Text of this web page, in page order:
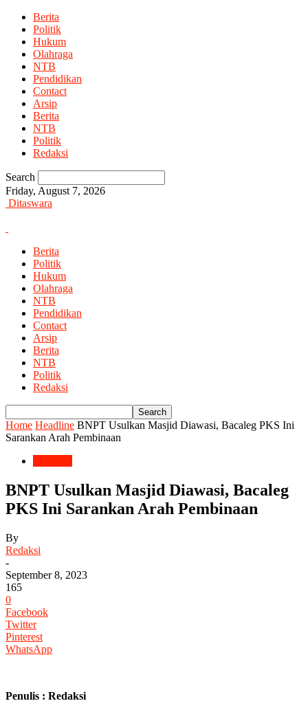
Berita
Politik
Hukum
Olahraga
NTB
Pendidikan
Contact
Arsip
Berita
NTB
Politik
Redaksi
Search
Friday, August 7, 2026
Ditaswara
Berita
Politik
Hukum
Olahraga
NTB
Pendidikan
Contact
Arsip
Berita
NTB
Politik
Redaksi
Home Headline BNPT Usulkan Masjid Diawasi, Bacaleg PKS Ini
Sarankan Arah Pembinaan
BNPT Usulkan Masjid Diawasi, Bacaleg
PKS Ini Sarankan Arah Pembinaan
By
Redaksi
-
September 8, 2023
165
0
Facebook
Twitter
Pinterest
WhatsApp
Penulis : Redaksi